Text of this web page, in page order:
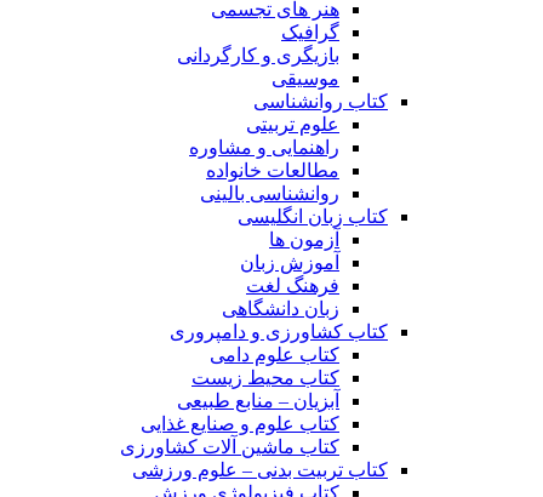
هنر های تجسمی
گرافیک
بازیگری و کارگردانی
موسیقی
کتاب روانشناسی
علوم تربیتی
راهنمایی و مشاوره
مطالعات خانواده
روانشناسی بالینی
کتاب زبان انگلیسی
آزمون ها
آموزش زبان
فرهنگ لغت
زبان دانشگاهی
کتاب کشاورزی و دامپروری
کتاب علوم دامی
کتاب محیط زیست
آبزیان – منابع طبیعی
کتاب علوم و صنایع غذایی
کتاب ماشین آلات کشاورزی
کتاب تربیت بدنی – علوم ورزشی
کتاب فیزیولوژی ورزش